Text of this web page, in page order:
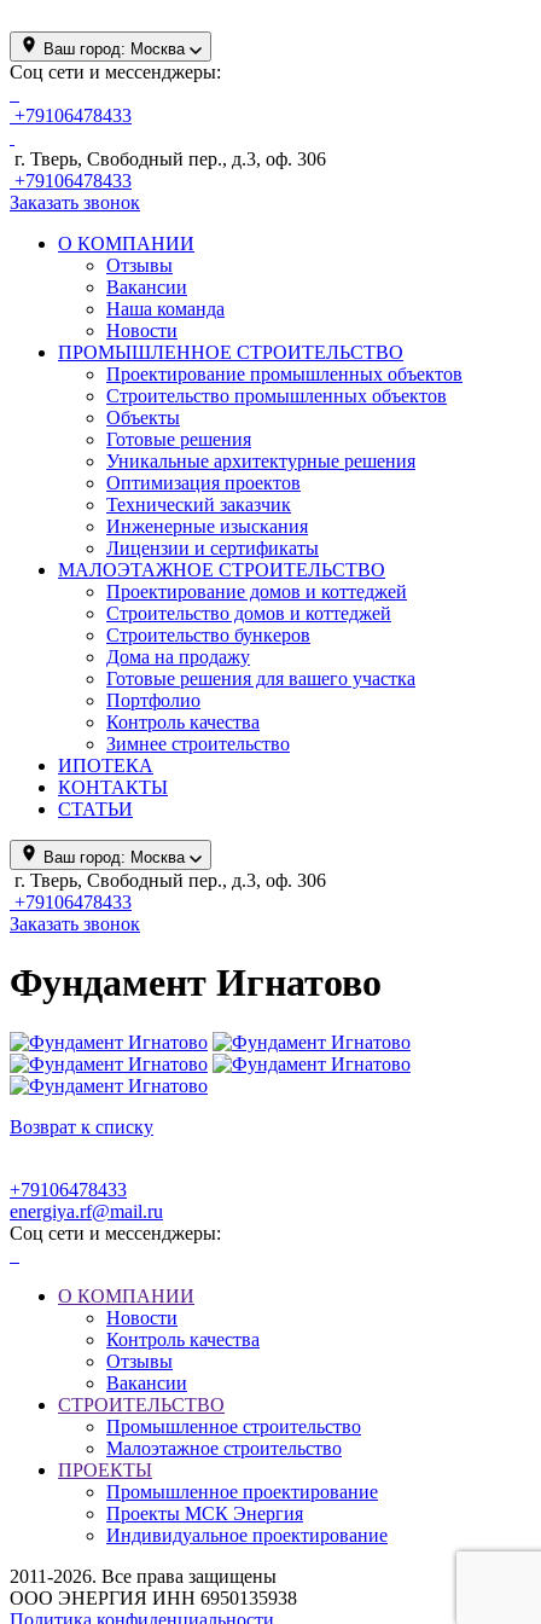
Ваш город: Москва
Соц сети и мессенджеры:
+79106478433
г. Тверь, Свободный пер., д.3, оф. 306
+79106478433
Заказать звонок
О КОМПАНИИ
Отзывы
Вакансии
Наша команда
Новости
ПРОМЫШЛЕННОЕ СТРОИТЕЛЬСТВО
Проектирование промышленных объектов
Строительство промышленных объектов
Объекты
Готовые решения
Уникальные архитектурные решения
Оптимизация проектов
Технический заказчик
Инженерные изыскания
Лицензии и сертификаты
МАЛОЭТАЖНОЕ СТРОИТЕЛЬСТВО
Проектирование домов и коттеджей
Строительство домов и коттеджей
Строительство бункеров
Дома на продажу
Готовые решения для вашего участка
Портфолио
Контроль качества
Зимнее строительство
ИПОТЕКА
КОНТАКТЫ
СТАТЬИ
Ваш город: Москва
г. Тверь, Свободный пер., д.3, оф. 306
+79106478433
Заказать звонок
Фундамент Игнатово
Возврат к списку
+79106478433
energiya.rf@mail.ru
Соц сети и мессенджеры:
О КОМПАНИИ
Новости
Контроль качества
Отзывы
Вакансии
СТРОИТЕЛЬСТВО
Промышленное строительство
Малоэтажное строительство
ПРОЕКТЫ
Промышленное проектирование
Проекты МСК Энергия
Индивидуальное проектирование
2011-2026. Все права защищены
ООО ЭНЕРГИЯ ИНН 6950135938
Политика конфиденциальности